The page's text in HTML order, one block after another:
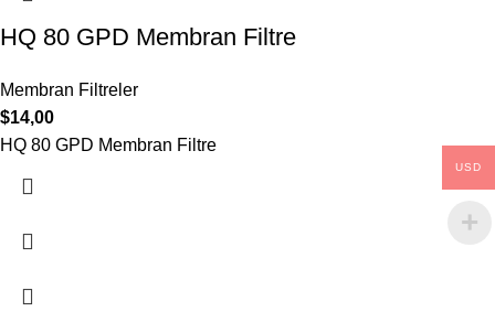
HQ 80 GPD Membran Filtre
Membran Filtreler
$14,00
HQ 80 GPD Membran Filtre
USD